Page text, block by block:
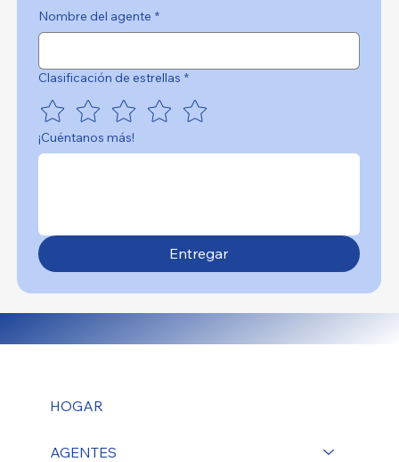
Nombre del agente *
Clasificación de estrellas *
¡Cuéntanos más!
Entregar
HOGAR
AGENTES